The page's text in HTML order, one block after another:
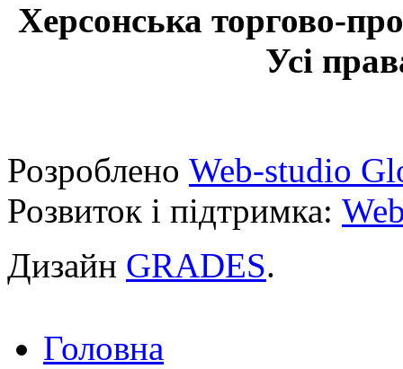
Херсонська торгово-
Усі
Розроблено Web-studio
Розвиток і підтримка:
Дизайн GRADES.
Головна